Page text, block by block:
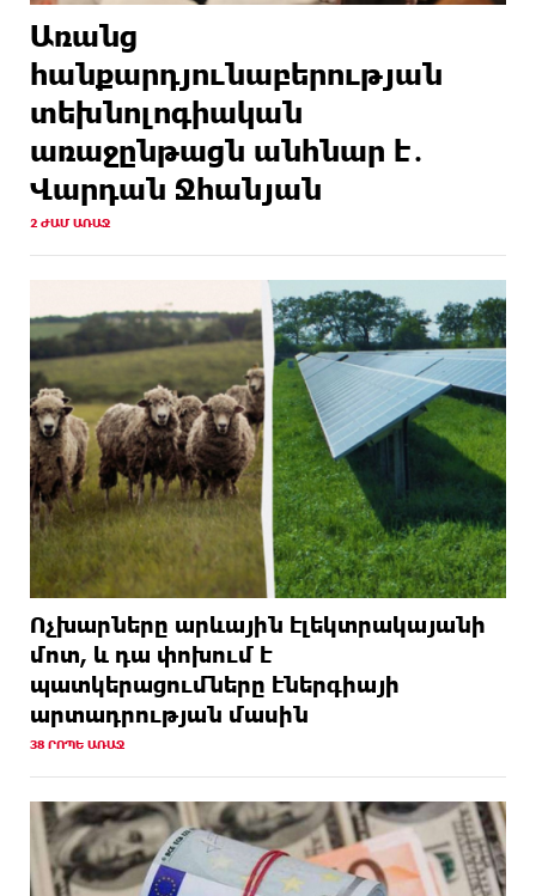
Առանց
հանքարդյունաբերության
տեխնոլոգիական
առաջընթացն անհնար է․
Վարդան Ջհանյան
2 ԺԱՄ ԱՌԱՋ
Ոչխարները արևային էլեկտրակայանի
մոտ, և դա փոխում է
պատկերացումները էներգիայի
արտադրության մասին
38 ՐՈՊԵ ԱՌԱՋ